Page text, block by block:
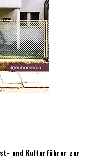
und Kulturführer zur